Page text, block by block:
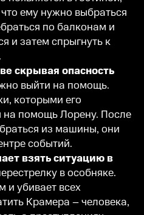
ему нужно выбраться
по балконам и
и затем спрыгнуть к
скрывая опасность
выйти на помощь.
которыми его
на помощь Лорену. После
из машины, они
событий.
взять ситуацию в
в особняке.
и убивает всех
Крамера – человека,